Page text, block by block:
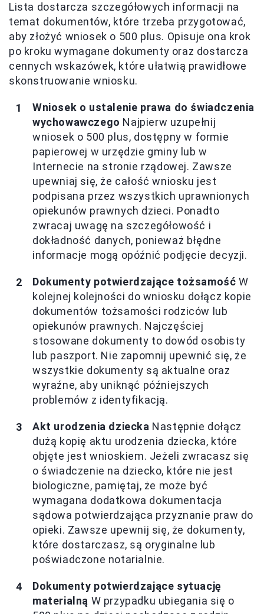
Lista dostarcza szczegółowych informacji na
temat dokumentów, które trzeba przygotować,
aby złożyć wniosek o 500 plus. Opisuje ona krok
po kroku wymagane dokumenty oraz dostarcza
cennych wskazówek, które ułatwią prawidłowe
skonstruowanie wniosku.
Wniosek o ustalenie prawa do świadczenia
wychowawczego Najpierw uzupełnij
wniosek o 500 plus, dostępny w formie
papierowej w urzędzie gminy lub w
Internecie na stronie rządowej. Zawsze
upewniaj się, że całość wniosku jest
podpisana przez wszystkich uprawnionych
opiekunów prawnych dzieci. Ponadto
zwracaj uwagę na szczegółowość i
dokładność danych, ponieważ błędne
informacje mogą opóźnić podjęcie decyzji.
Dokumenty potwierdzające tożsamość W
kolejnej kolejności do wniosku dołącz kopie
dokumentów tożsamości rodziców lub
opiekunów prawnych. Najczęściej
stosowane dokumenty to dowód osobisty
lub paszport. Nie zapomnij upewnić się, że
wszystkie dokumenty są aktualne oraz
wyraźne, aby uniknąć późniejszych
problemów z identyfikacją.
Akt urodzenia dziecka Następnie dołącz
dużą kopię aktu urodzenia dziecka, które
objęte jest wnioskiem. Jeżeli zwracasz się
o świadczenie na dziecko, które nie jest
biologiczne, pamiętaj, że może być
wymagana dodatkowa dokumentacja
sądowa potwierdzająca przyznanie praw do
opieki. Zawsze upewnij się, że dokumenty,
które dostarczasz, są oryginalne lub
poświadczone notarialnie.
Dokumenty potwierdzające sytuację
materialną W przypadku ubiegania się o